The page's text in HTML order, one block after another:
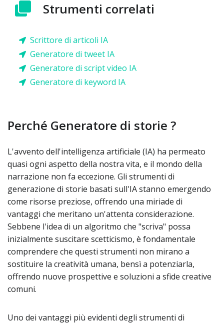
Strumenti correlati
Scrittore di articoli IA
Generatore di tweet IA
Generatore di script video IA
Generatore di keyword IA
Perché Generatore di storie ?
L'avvento dell'intelligenza artificiale (IA) ha permeato
quasi ogni aspetto della nostra vita, e il mondo della
narrazione non fa eccezione. Gli strumenti di
generazione di storie basati sull'IA stanno emergendo
come risorse preziose, offrendo una miriade di
vantaggi che meritano un'attenta considerazione.
Sebbene l'idea di un algoritmo che "scriva" possa
inizialmente suscitare scetticismo, è fondamentale
comprendere che questi strumenti non mirano a
sostituire la creatività umana, bensì a potenziarla,
offrendo nuove prospettive e soluzioni a sfide creative
comuni.
Uno dei vantaggi più evidenti degli strumenti di